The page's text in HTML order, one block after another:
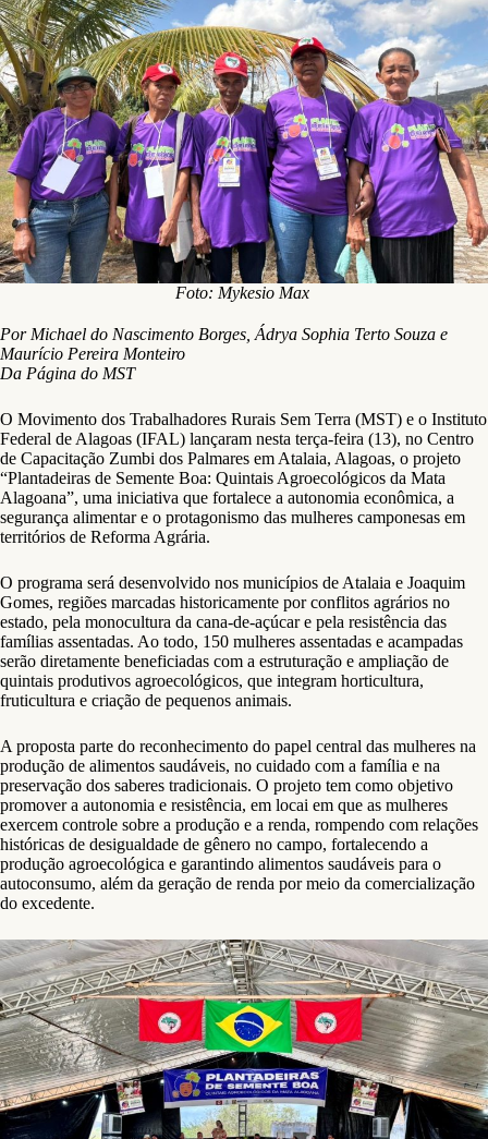
Foto: Mykesio Max
Por Michael do Nascimento Borges, Ádrya Sophia Terto Souza e
Maurício Pereira Monteiro
Da Página do MST
O Movimento dos Trabalhadores Rurais Sem Terra (MST) e o Instituto
Federal de Alagoas (IFAL) lançaram nesta terça-feira (13), no Centro
de Capacitação Zumbi dos Palmares em Atalaia, Alagoas, o projeto
“Plantadeiras de Semente Boa: Quintais Agroecológicos da Mata
Alagoana”, uma iniciativa que fortalece a autonomia econômica, a
segurança alimentar e o protagonismo das mulheres camponesas em
territórios de Reforma Agrária.
O programa será desenvolvido nos municípios de Atalaia e Joaquim
Gomes, regiões marcadas historicamente por conflitos agrários no
estado, pela monocultura da cana-de-açúcar e pela resistência das
famílias assentadas. Ao todo, 150 mulheres assentadas e acampadas
serão diretamente beneficiadas com a estruturação e ampliação de
quintais produtivos agroecológicos, que integram horticultura,
fruticultura e criação de pequenos animais.
A proposta parte do reconhecimento do papel central das mulheres na
produção de alimentos saudáveis, no cuidado com a família e na
preservação dos saberes tradicionais. O projeto tem como objetivo
promover a autonomia e resistência, em locai em que as mulheres
exercem controle sobre a produção e a renda, rompendo com relações
históricas de desigualdade de gênero no campo, fortalecendo a
produção agroecológica e garantindo alimentos saudáveis para o
autoconsumo, além da geração de renda por meio da comercialização
do excedente.